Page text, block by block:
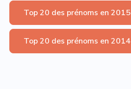
Top 20 des prénoms en 2015
Top 20 des prénoms en 2014